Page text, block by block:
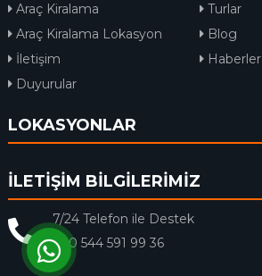
Araç Kiralama
Turlar
Araç Kiralama Lokasyon
Blog
İletişim
Haberler
Duyurular
LOKASYONLAR
İLETİŞİM BİLGİLERİMİZ
7/24 Telefon ile Destek
+90 544 591 99 36